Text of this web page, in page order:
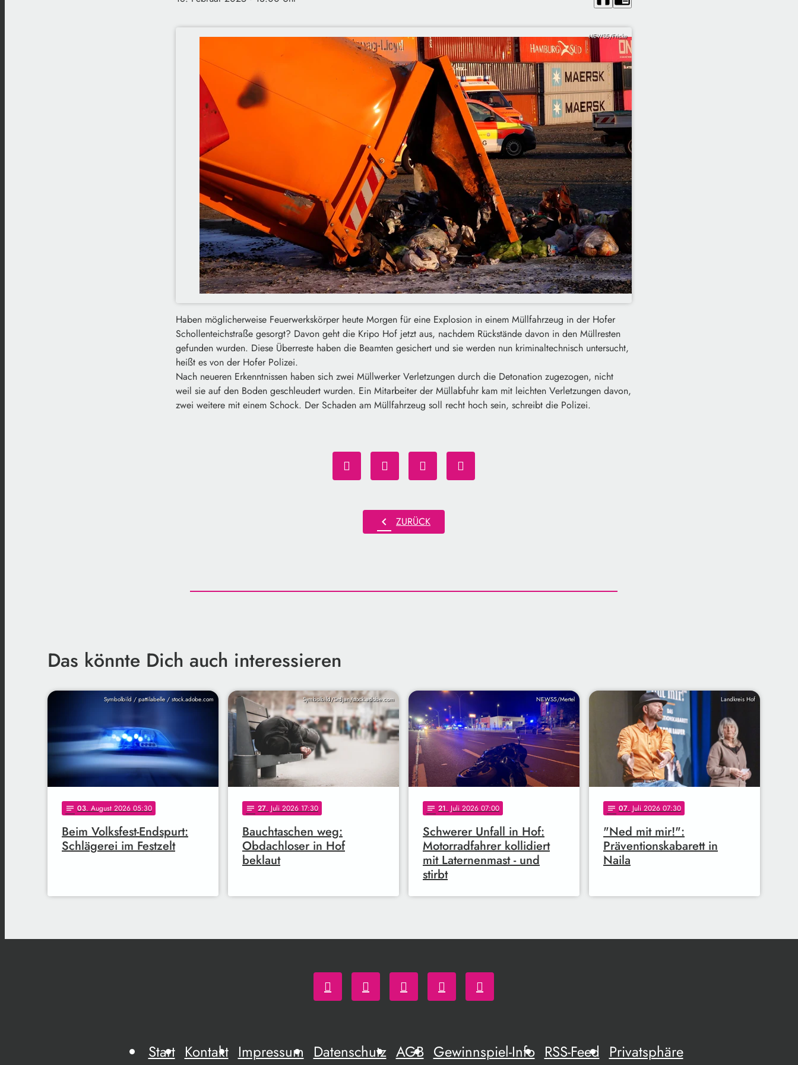
NEWS5/Fricke
Haben möglicherweise Feuerwerkskörper heute Morgen für eine Explosion in einem Müllfahrzeug in der Hofer
Schollenteichstraße gesorgt? Davon geht die Kripo Hof jetzt aus, nachdem Rückstände davon in den Müllresten
gefunden wurden. Diese Überreste haben die Beamten gesichert und sie werden nun kriminaltechnisch untersucht,
heißt es von der Hofer Polizei.
Nach neueren Erkenntnissen haben sich zwei Müllwerker Verletzungen durch die Detonation zugezogen, nicht
weil sie auf den Boden geschleudert wurden. Ein Mitarbeiter der Müllabfuhr kam mit leichten Verletzungen davon,
zwei weitere mit einem Schock. Der Schaden am Müllfahrzeug soll recht hoch sein, schreibt die Polizei.
chevron_left ZURÜCK
Das könnte Dich auch interessieren
Symbolbild / pattilabelle / stock.adobe.com
notes 03. August 2026 05:30
Beim Volksfest-Endspurt:
Schlägerei im Festzelt
Symbolbild/Srdjan/stock.adobe.com
notes 27. Juli 2026 17:30
Bauchtaschen weg:
Obdachloser in Hof
beklaut
NEWS5/Mertel
notes 21. Juli 2026 07:00
Schwerer Unfall in Hof:
Motorradfahrer kollidiert
mit Laternenmast - und
stirbt
Landkreis Hof
notes 07. Juli 2026 07:30
"Ned mit mir!":
Präventionskabarett in
Naila
Start Kontakt Impressum Datenschutz AGB Gewinnspiel-Info RSS-Feed Privatsphäre